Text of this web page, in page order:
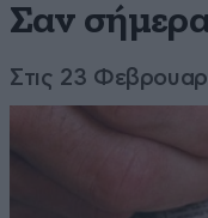
Σαν
Στις 23